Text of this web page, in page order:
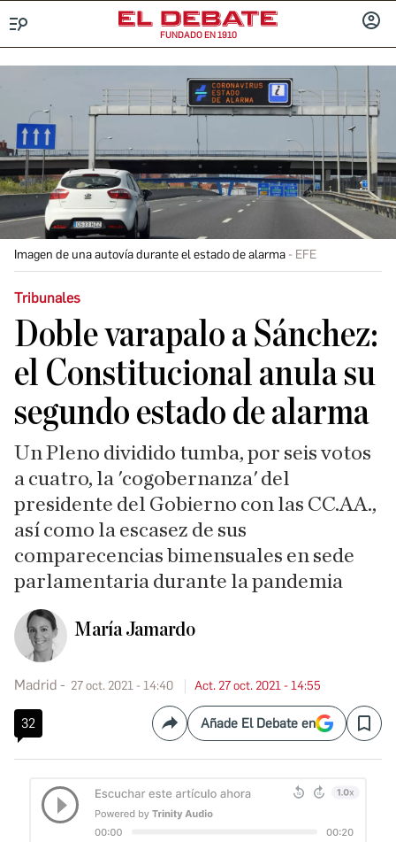
FUNDADO EN 1910
Imagen de una autovía durante el estado de alarma EFE
Tribunales
Doble varapalo a Sánchez:
el Constitucional anula su
segundo estado de alarma
Un Pleno dividido tumba, por seis votos
a cuatro, la 'cogobernanza' del
presidente del Gobierno con las CC.AA.,
así como la escasez de sus
comparecencias bimensuales en sede
parlamentaria durante la pandemia
María Jamardo
Madrid 27 oct. 2021 - 14:40 Act. 27 oct. 2021 - 14:55
32 CompartirAñade El Debate en Save